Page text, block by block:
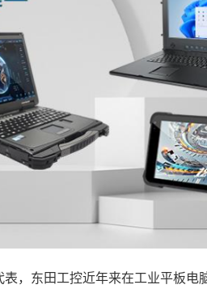
，东田工控近年来在工业平板